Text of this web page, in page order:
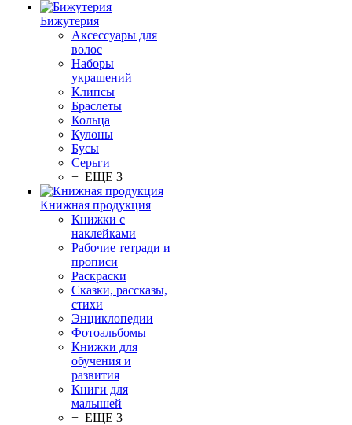
Бижутерия
Аксессуары для
волос
Наборы
украшений
Клипсы
Браслеты
Кольца
Кулоны
Бусы
Серьги
+ ЕЩЕ 3
Книжная продукция
Книжки с
наклейками
Рабочие тетради и
прописи
Раскраски
Сказки, рассказы,
стихи
Энциклопедии
Фотоальбомы
Книжки для
обучения и
развития
Книги для
малышей
+ ЕЩЕ 3